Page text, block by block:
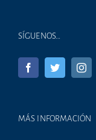
SÍGUENOS…
MÁS INFORMACIÓN